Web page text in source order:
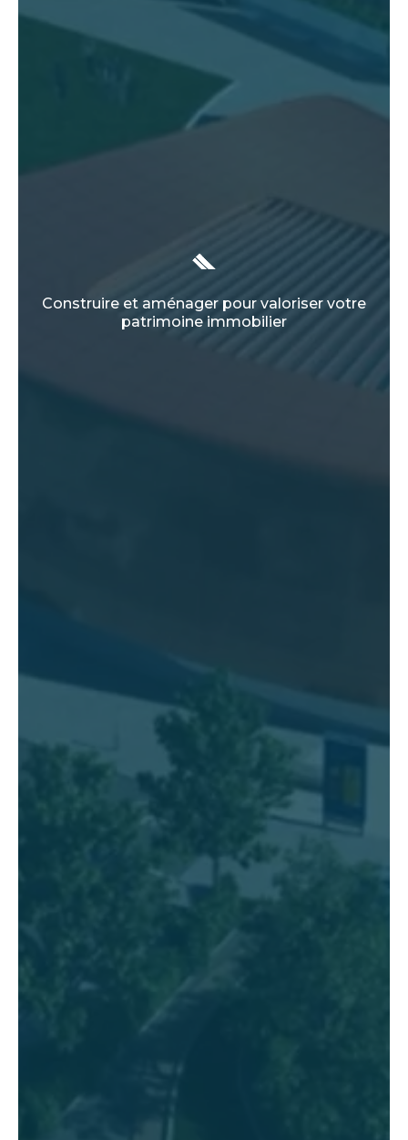
Construire et aménager pour valoriser votre
patrimoine immobilier